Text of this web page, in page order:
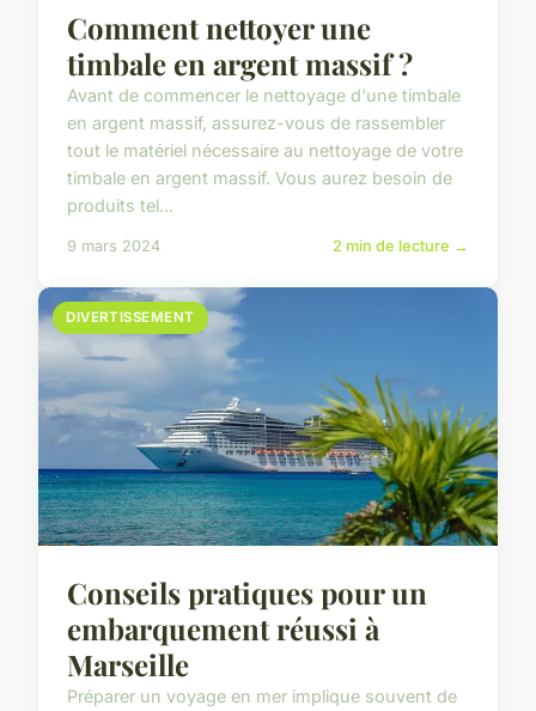
Comment nettoyer une
timbale en argent massif ?
Avant de commencer le nettoyage d'une timbale
en argent massif, assurez-vous de rassembler
tout le matériel nécessaire au nettoyage de votre
timbale en argent massif. Vous aurez besoin de
produits tel...
9 mars 2024 2 min de lecture →
DIVERTISSEMENT
Conseils pratiques pour un
embarquement réussi à
Marseille
Préparer un voyage en mer implique souvent de